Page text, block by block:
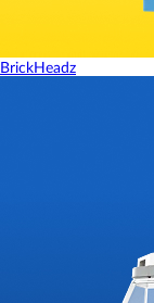
BrickHeadz